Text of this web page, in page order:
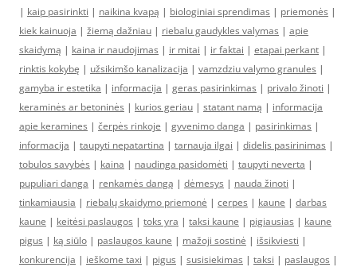
| kaip pasirinkti | naikina kvapą | biologiniai sprendimas | priemonės |
kiek kainuoja | žiemą dažniau | riebalu gaudykles valymas | apie
skaidymą | kaina ir naudojimas | ir mitai | ir faktai | etapai perkant |
rinktis kokybę | užsikimšo kanalizacija | vamzdziu valymo granules |
gamyba ir estetika | informacija | geras pasirinkimas | privalo žinoti |
keraminės ar betoninės | kurios geriau | statant namą | informacija
apie keramines | čerpės rinkoje | gyvenimo danga | pasirinkimas |
informacija | taupyti nepatartina | tarnauja ilgai | didelis pasirinimas |
tobulos savybės | kaina | naudinga pasidomėti | taupyti neverta |
pupuliari danga | renkamės dangą | dėmesys | nauda žinoti |
tinkamiausia | riebalų skaidymo priemonė | cerpes | kaune | darbas
kaune | keitėsi paslaugos | toks yra | taksi kaune | pigiausias | kaune
pigus | ką siūlo | paslaugos kaune | mažoji sostinė | išsikviesti |
konkurencija | ieškome taxi | pigus | susisiekimas | taksi | paslaugos |